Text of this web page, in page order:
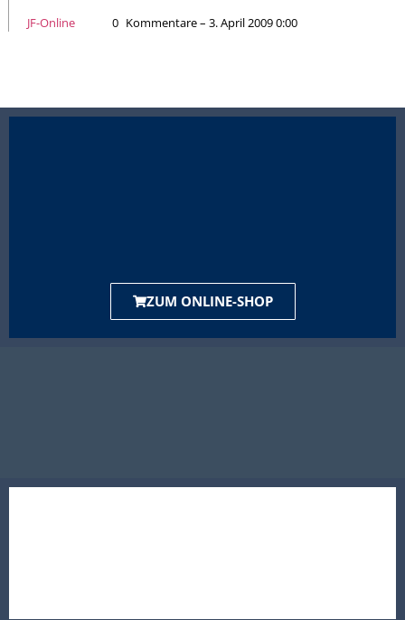
JF-Online 0 Kommentare – 3. April 2009 0:00
ZUM ONLINE-SHOP